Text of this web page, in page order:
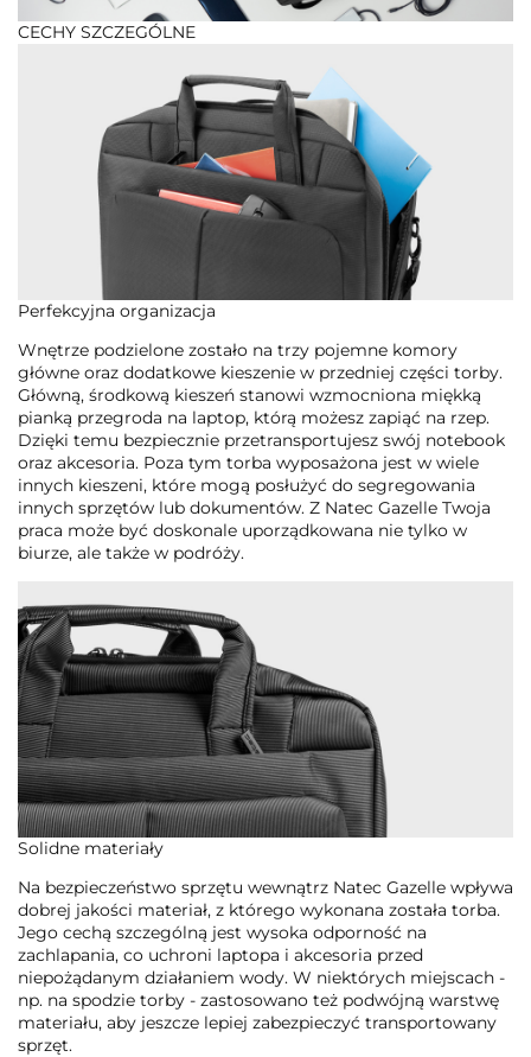
CECHY SZCZEGÓLNE
Perfekcyjna organizacja
Wnętrze podzielone zostało na trzy pojemne komory
główne oraz dodatkowe kieszenie w przedniej części torby.
Główną, środkową kieszeń stanowi wzmocniona miękką
pianką przegroda na laptop, którą możesz zapiąć na rzep.
Dzięki temu bezpiecznie przetransportujesz swój notebook
oraz akcesoria. Poza tym torba wyposażona jest w wiele
innych kieszeni, które mogą posłużyć do segregowania
innych sprzętów lub dokumentów. Z Natec Gazelle Twoja
praca może być doskonale uporządkowana nie tylko w
biurze, ale także w podróży.
Solidne materiały
Na bezpieczeństwo sprzętu wewnątrz Natec Gazelle wpływa
dobrej jakości materiał, z którego wykonana została torba.
Jego cechą szczególną jest wysoka odporność na
zachlapania, co uchroni laptopa i akcesoria przed
niepożądanym działaniem wody. W niektórych miejscach -
np. na spodzie torby - zastosowano też podwójną warstwę
materiału, aby jeszcze lepiej zabezpieczyć transportowany
sprzęt.